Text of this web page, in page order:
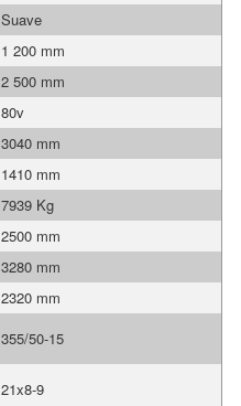
Suave
1 200 mm
2 500 mm
80v
3040 mm
1410 mm
7939 Kg
2500 mm
3280 mm
2320 mm
355/50-15
21x8-9